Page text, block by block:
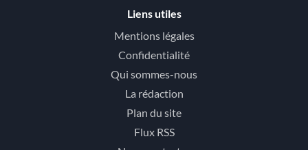
Liens utiles
Mentions légales
Confidentialité
Qui sommes-nous
La rédaction
Plan du site
Flux RSS